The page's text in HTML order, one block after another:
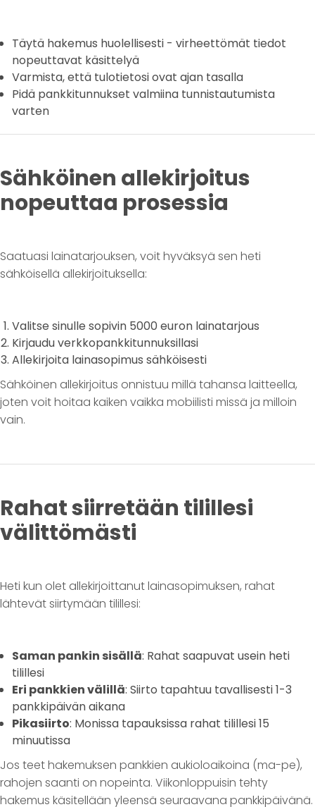
Täytä hakemus huolellisesti - virheettömät tiedot
nopeuttavat käsittelyä
Varmista, että tulotietosi ovat ajan tasalla
Pidä pankkitunnukset valmiina tunnistautumista
varten
Sähköinen allekirjoitus
nopeuttaa prosessia
Saatuasi lainatarjouksen, voit hyväksyä sen heti
sähköisellä allekirjoituksella:
Valitse sinulle sopivin 5000 euron lainatarjous
Kirjaudu verkkopankkitunnuksillasi
Allekirjoita lainasopimus sähköisesti
Sähköinen allekirjoitus onnistuu millä tahansa laitteella,
joten voit hoitaa kaiken vaikka mobiilisti missä ja milloin
vain.
Rahat siirretään tilillesi
välittömästi
Heti kun olet allekirjoittanut lainasopimuksen, rahat
lähtevät siirtymään tilillesi:
Saman pankin sisällä: Rahat saapuvat usein heti
tilillesi
Eri pankkien välillä: Siirto tapahtuu tavallisesti 1-3
pankkipäivän aikana
Pikasiirto: Monissa tapauksissa rahat tilillesi 15
minuutissa
Jos teet hakemuksen pankkien aukioloaikoina (ma-pe),
rahojen saanti on nopeinta. Viikonloppuisin tehty
hakemus käsitellään yleensä seuraavana pankkipäivänä.